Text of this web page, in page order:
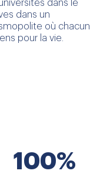
dans le
dans un
où chacun
pour la vie.
100%